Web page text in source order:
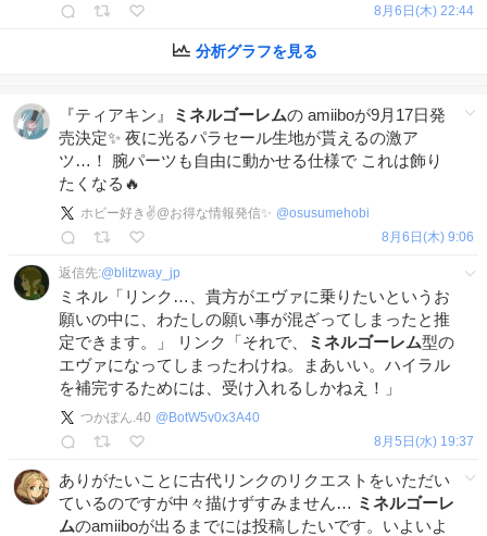
8月6日(木) 22:44
分析グラフを見る
『ティアキン』 ミネルゴーレムの amiiboが9月17日発
売決定✨ 夜に光るパラセール生地が貰えるの激ア
ツ…！ 腕パーツも自由に動かせる仕様で これは飾り
たくなる🔥
ホビー好き✌️@お得な情報発信✨ @osusumehobi
8月6日(木) 9:06
返信先:@blitzway_jp
ミネル「リンク…、貴方がエヴァに乗りたいというお
願いの中に、わたしの願い事が混ざってしまったと推
定できます。」 リンク「それで、
ミネルゴーレム型の
エヴァになってしまったわけね。まあいい。ハイラル
を補完するためには、受け入れるしかねえ！」
つかぽん.40 @ BotW5v0x3A40
8月5日(水) 19:37
ありがたいことに古代リンクのリクエストをいただい
ているのですが中々描けずすみません… ミネルゴーレ
ムのamiiboが出るまでには投稿したいです。いよいよ